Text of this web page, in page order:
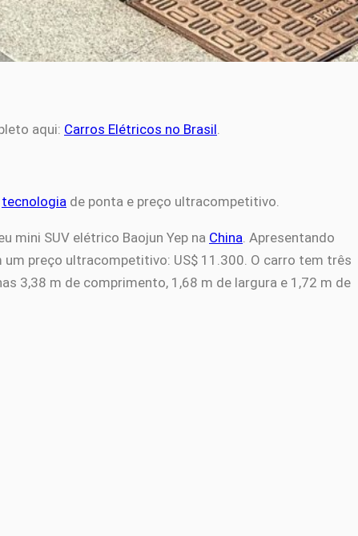
aqui: Carros Elétricos no Brasil.
tecnologia de ponta e preço ultracompetitivo.
mini SUV elétrico Baojun Yep na China. Apresentando
um preço ultracompetitivo: US$ 11.300. O carro tem três
3,38 m de comprimento, 1,68 m de largura e 1,72 m de